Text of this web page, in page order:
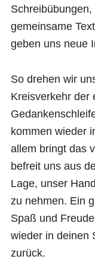
Schreibübungen,
gemeinsame
geben uns neue
So drehen wir
Kreisverkehr der
kommen wieder
allem bringt das
befreit uns aus
Lage, unser
zu nehmen. Ein
Spaß und
wieder in deinen
zurück.